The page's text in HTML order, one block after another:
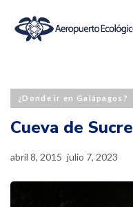
IN:
¿Donde ir en Galápagos?
Cueva de Sucre
on:
abril 8, 2015
updated:
julio 7, 2023